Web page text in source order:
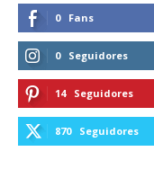
0 Fans
0 Seguidores
14 Seguidores
870 Seguidores